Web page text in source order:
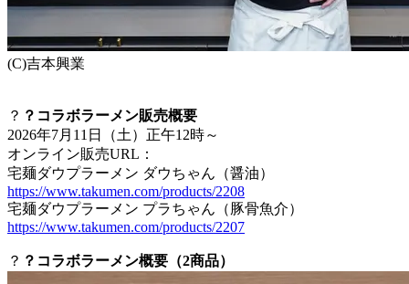
(C)吉本興業
？ ？コラボラーメン販売概要
2026年7月11日（土）正午12時～
オンライン販売URL：
宅麺ダウプラーメン ダウちゃん（醤油）
https://www.takumen.com/products/2208
宅麺ダウプラーメン プラちゃん（豚骨魚介）
https://www.takumen.com/products/2207
？ ？コラボラーメン概要（2商品）